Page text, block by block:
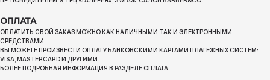
ОПЛАТА
ОПЛАТИТЬ СВОЙ ЗАКАЗ МОЖНО КАК НАЛИЧНЫМИ, ТАК И ЭЛЕКТРОННЫМИ
СРЕДСТВАМИ.
ВЫ МОЖЕТЕ ПРОИЗВЕСТИ ОПЛАТУ БАНКОВСКИМИ КАРТАМИ ПЛАТЕЖНЫХ СИСТЕМ:
VISA, MASTERCARD И ДРУГИМИ.
БОЛЕЕ ПОДРОБНАЯ ИНФОРМАЦИЯ В РАЗДЕЛЕ ОПЛАТА.